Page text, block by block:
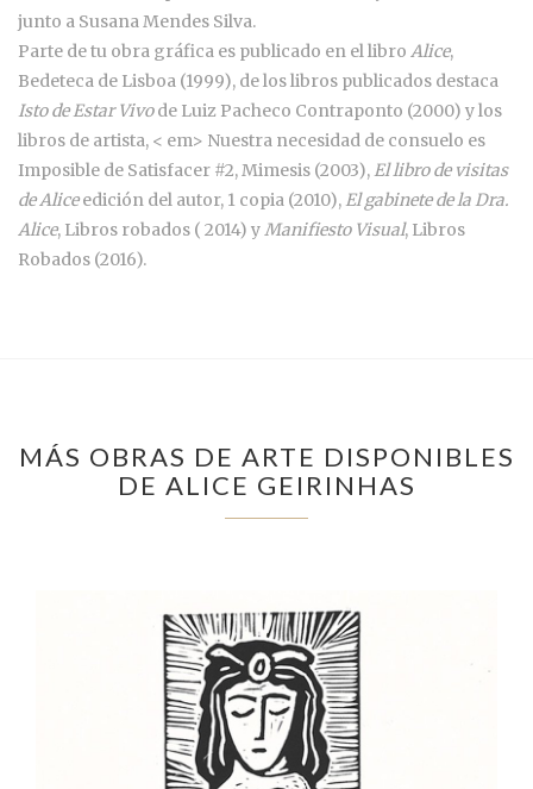
junto a Susana Mendes Silva.
Parte de tu obra gráfica es publicado en el libro Alice,
Bedeteca de Lisboa (1999), de los libros publicados destaca
Isto de Estar Vivode Luiz Pacheco Contraponto (2000) y los
libros de artista, < em> Nuestra necesidad de consuelo es
Imposible de Satisfacer #2, Mimesis (2003),El libro de visitas
de Aliceedición del autor, 1 copia (2010),El gabinete de la Dra.
Alice, Libros robados ( 2014) yManifiesto Visual, Libros
Robados (2016).
MÁS OBRAS DE ARTE DISPONIBLES
DE ALICE GEIRINHAS